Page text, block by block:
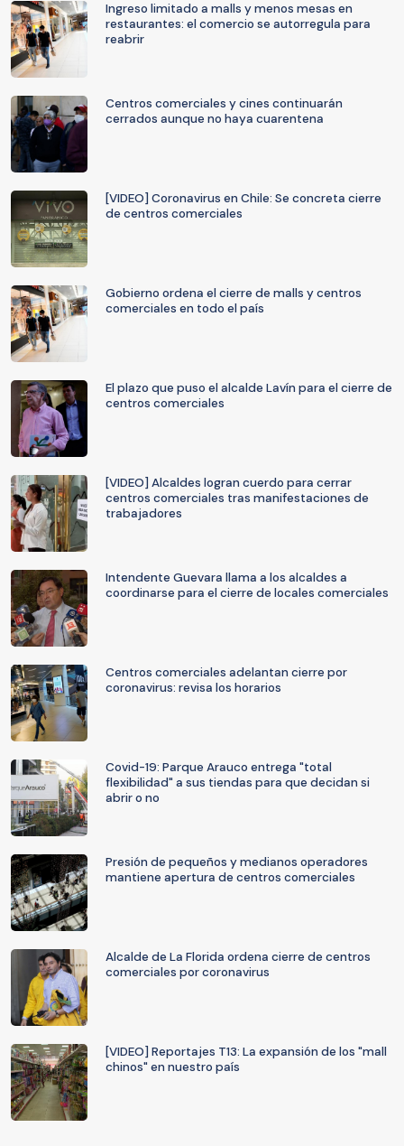
Ingreso limitado a malls y menos mesas en
restaurantes: el comercio se autorregula para
reabrir
Centros comerciales y cines continuarán
cerrados aunque no haya cuarentena
[VIDEO] Coronavirus en Chile: Se concreta cierre
de centros comerciales
Gobierno ordena el cierre de malls y centros
comerciales en todo el país
El plazo que puso el alcalde Lavín para el cierre de
centros comerciales
[VIDEO] Alcaldes logran cuerdo para cerrar
centros comerciales tras manifestaciones de
trabajadores
Intendente Guevara llama a los alcaldes a
coordinarse para el cierre de locales comerciales
Centros comerciales adelantan cierre por
coronavirus: revisa los horarios
Covid-19: Parque Arauco entrega "total
flexibilidad" a sus tiendas para que decidan si
abrir o no
Presión de pequeños y medianos operadores
mantiene apertura de centros comerciales
Alcalde de La Florida ordena cierre de centros
comerciales por coronavirus
[VIDEO] Reportajes T13: La expansión de los "mall
chinos" en nuestro país